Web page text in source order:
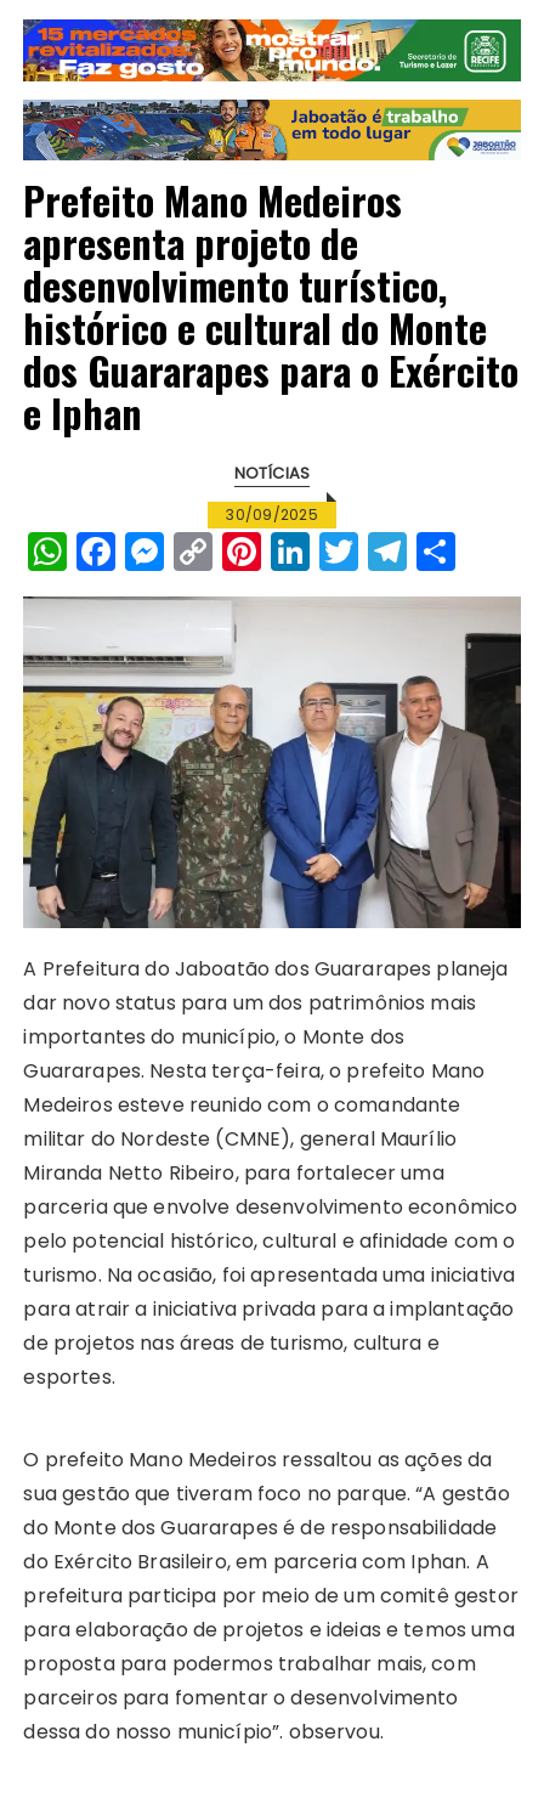
Prefeito Mano Medeiros
apresenta projeto de
desenvolvimento turístico,
histórico e cultural do Monte
dos Guararapes para o Exército
e Iphan
NOTÍCIAS
30/09/2025
W
h
ts
A
p
F
a
e
b
o
o
k
M
e
s
e
n
g
er
C
o
p
y
Li
n
k
Pi
n
st
Li
n
e
dI
n
T
w
te
r
T
el
g
r
a
m
h
a
re
A Prefeitura do Jaboatão dos Guararapes planeja
dar novo status para um dos patrimônios mais
importantes do município, o Monte dos
Guararapes. Nesta terça-feira, o prefeito Mano
Medeiros esteve reunido com o comandante
militar do Nordeste (CMNE), general Maurílio
Miranda Netto Ribeiro, para fortalecer uma
parceria que envolve desenvolvimento econômico
pelo potencial histórico, cultural e afinidade com o
turismo. Na ocasião, foi apresentada uma iniciativa
para atrair a iniciativa privada para a implantação
de projetos nas áreas de turismo, cultura e
esportes.
O prefeito Mano Medeiros ressaltou as ações da
sua gestão que tiveram foco no parque. “A gestão
do Monte dos Guararapes é de responsabilidade
do Exército Brasileiro, em parceria com Iphan. A
prefeitura participa por meio de um comitê gestor
para elaboração de projetos e ideias e temos uma
proposta para podermos trabalhar mais, com
parceiros para fomentar o desenvolvimento
dessa do nosso município”. observou.